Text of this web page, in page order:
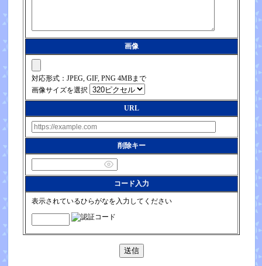
画像
対応形式：JPEG, GIF, PNG 4MBまで
画像サイズを選択
URL
削除キー
コード入力
表示されているひらがなを入力してください